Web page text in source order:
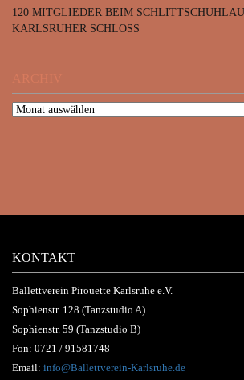
120 MITGLIEDER BEIM
KARLSRUHER SCHLOSS
ARCHIV
KONTAKT
Ballettverein Pirouette Karlsruhe e.V.
Sophienstr. 128 (Tanzstudio A)
Sophienstr. 59 (Tanzstudio B)
Fon: 0721 / 91581748
Email: info@Ballettverein-Karlsruhe.de